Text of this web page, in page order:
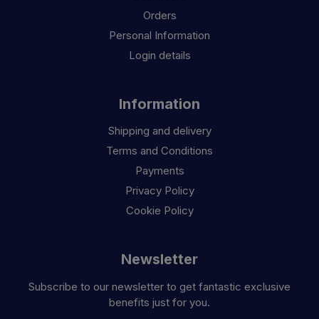
Orders
Personal Information
Login details
Information
Shipping and delivery
Terms and Conditions
Payments
Privacy Policy
Cookie Policy
Newsletter
Subscribe to our newsletter to get fantastic exclusive
benefits just for you.